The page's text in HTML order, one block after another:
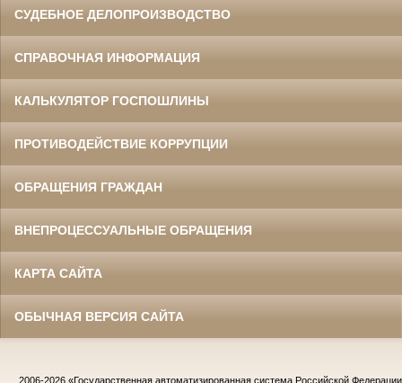
СУДЕБНОЕ ДЕЛОПРОИЗВОДСТВО
СПРАВОЧНАЯ ИНФОРМАЦИЯ
КАЛЬКУЛЯТОР ГОСПОШЛИНЫ
ПРОТИВОДЕЙСТВИЕ КОРРУПЦИИ
ОБРАЩЕНИЯ ГРАЖДАН
ВНЕПРОЦЕССУАЛЬНЫЕ ОБРАЩЕНИЯ
КАРТА САЙТА
ОБЫЧНАЯ ВЕРСИЯ САЙТА
2006-2026 «Государственная автоматизированная система Российской